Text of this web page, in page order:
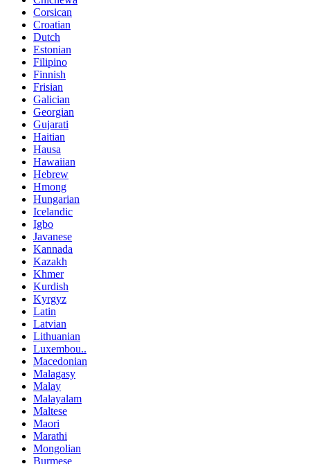
Corsican
Croatian
Dutch
Estonian
Filipino
Finnish
Frisian
Galician
Georgian
Gujarati
Haitian
Hausa
Hawaiian
Hebrew
Hmong
Hungarian
Icelandic
Igbo
Javanese
Kannada
Kazakh
Khmer
Kurdish
Kyrgyz
Latin
Latvian
Lithuanian
Luxembou..
Macedonian
Malagasy
Malay
Malayalam
Maltese
Maori
Marathi
Mongolian
Burmese